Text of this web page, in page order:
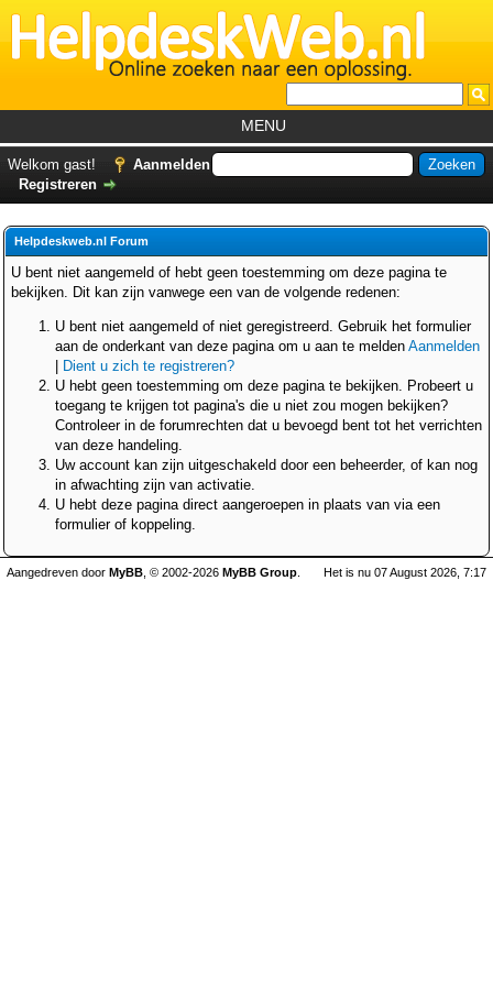
MENU
Helpdesks
Forum
Welkom gast!
Aanmelden
Registreren
Helpdeskweb.nl Forum
U bent niet aangemeld of hebt geen toestemming om deze pagina te
bekijken. Dit kan zijn vanwege een van de volgende redenen:
U bent niet aangemeld of niet geregistreerd. Gebruik het formulier
aan de onderkant van deze pagina om u aan te melden Aanmelden
Dient u zich te registreren?
U hebt geen toestemming om deze pagina te bekijken. Probeert u
toegang te krijgen tot pagina's die u niet zou mogen bekijken?
Controleer in de forumrechten dat u bevoegd bent tot het verrichten
van deze handeling.
Uw account kan zijn uitgeschakeld door een beheerder, of kan nog
in afwachting zijn van activatie.
U hebt deze pagina direct aangeroepen in plaats van via een
formulier of koppeling.
Het is nu 07 August 2026, 7:17
Aangedreven door MyBB , © 2002-2026 MyBB Group